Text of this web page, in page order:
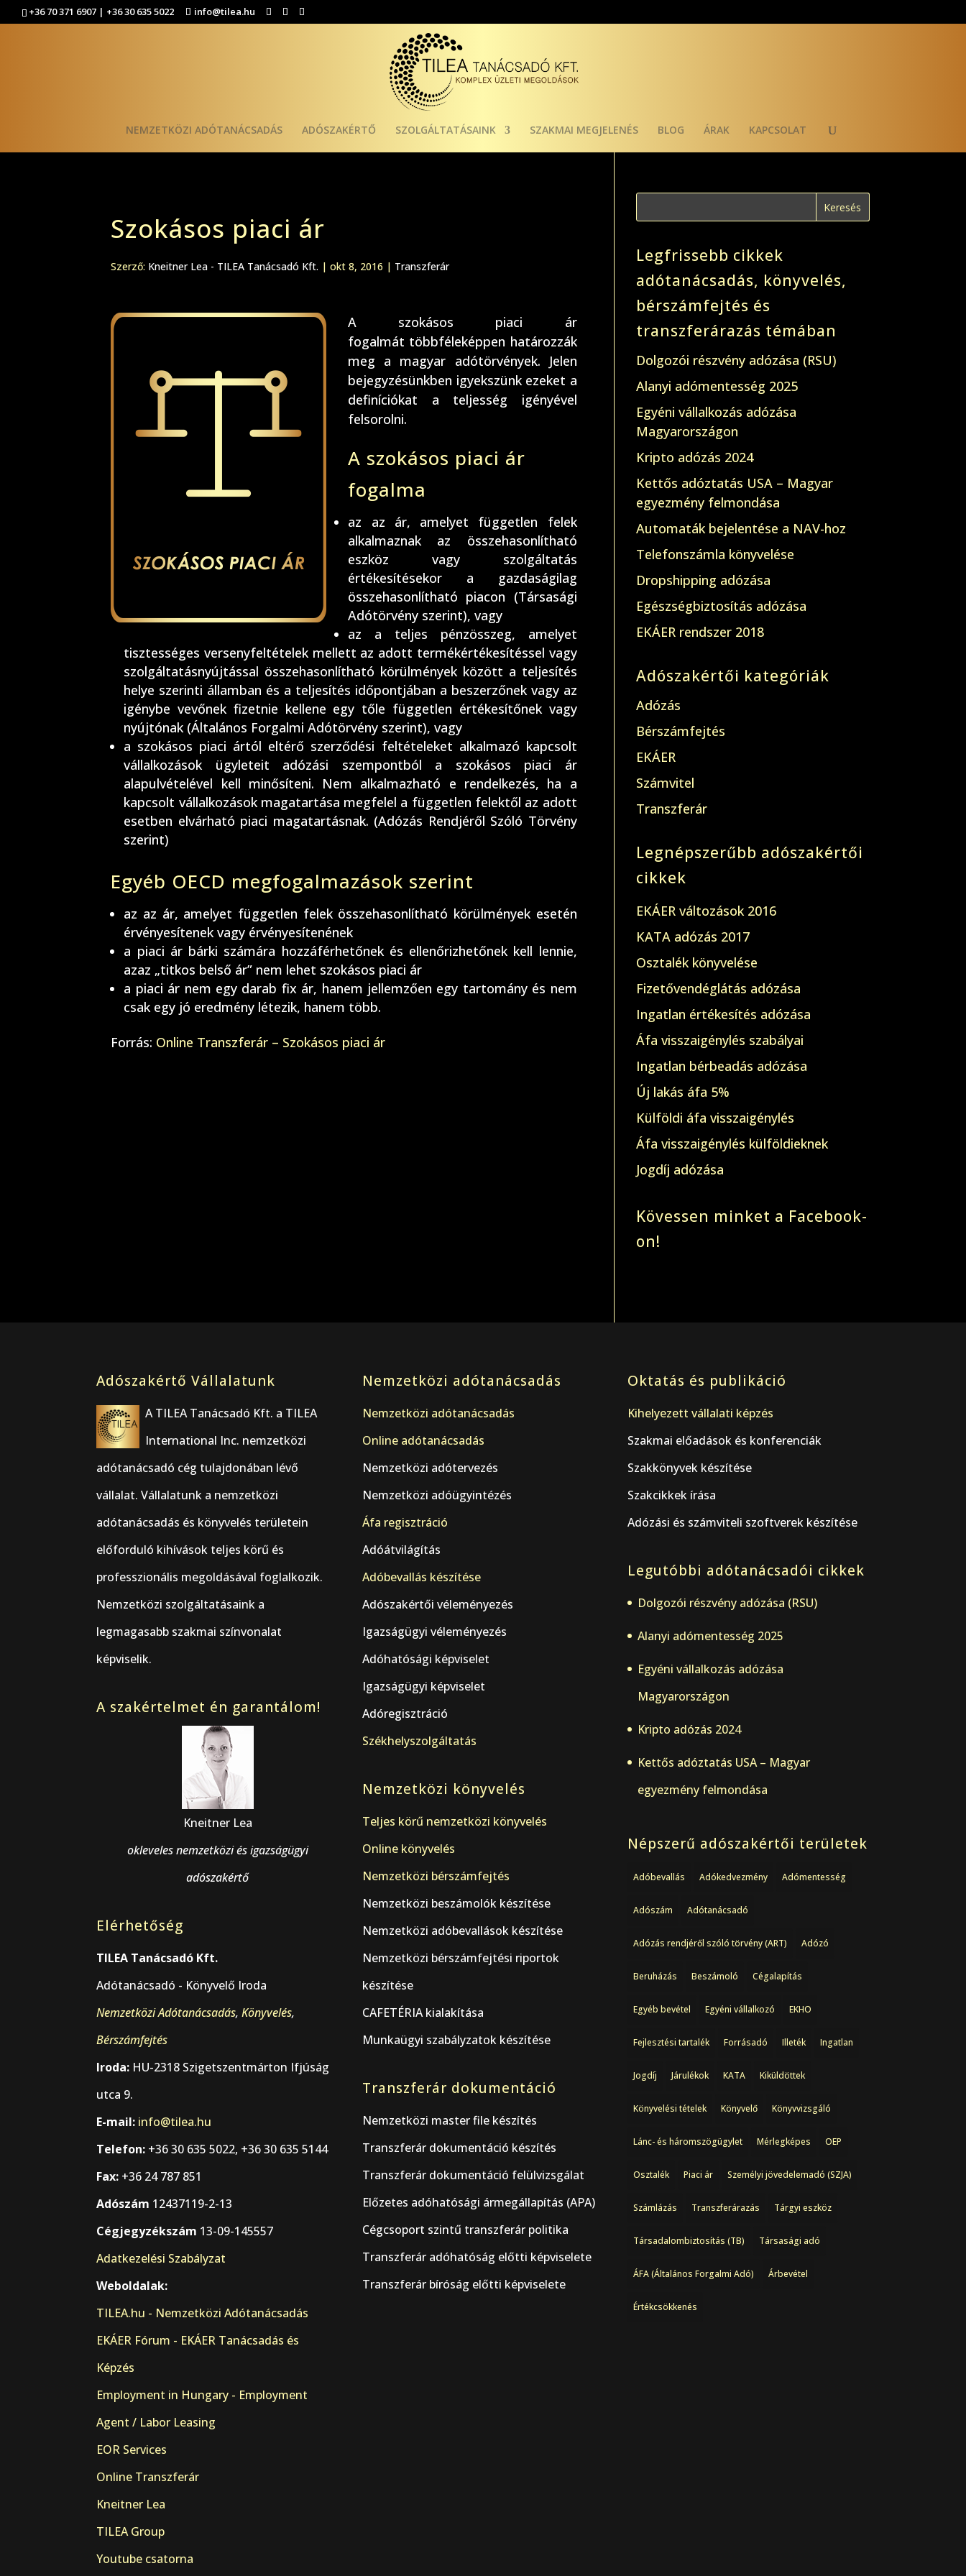
+36 70 371 6907 | +36 30 635 5022 info@tilea.hu
NEMZETKÖZI ADÓTANÁCSADÁS ADÓSZAKÉRTŐ SZOLGÁLTATÁSAINK SZAKMAI MEGJELENÉS BLOG ÁRAK KAPCSOLAT
Szokásos piaci ár
Szerző: Kneitner Lea - TILEA Tanácsadó Kft. |okt 8, 2016 | Transzferár
A szokásos piaci ár
fogalmát többféleképpen határozzák
meg a magyar adótörvények. Jelen
bejegyzésünkben igyekszünk ezeket a
definíciókat a teljesség igényével
felsorolni.
A szokásos piaci ár
fogalma
az az ár, amelyet független felek
alkalmaznak az összehasonlítható
eszköz vagy szolgáltatás
értékesítésekor a gazdaságilag
összehasonlítható piacon (Társasági
Adótörvény szerint), vagy
az a teljes pénzösszeg, amelyet
tisztességes versenyfeltételek mellett az adott termékértékesítéssel vagy
szolgáltatásnyújtással összehasonlítható körülmények között a teljesítés
helye szerinti államban és a teljesítés időpontjában a beszerzőnek vagy az
igénybe vevőnek fizetnie kellene egy tőle független értékesítőnek vagy
nyújtónak (Általános Forgalmi Adótörvény szerint), vagy
a szokásos piaci ártól eltérő szerződési feltételeket alkalmazó kapcsolt
vállalkozások ügyleteit adózási szempontból a szokásos piaci ár
alapulvételével kell minősíteni. Nem alkalmazható e rendelkezés, ha a
kapcsolt vállalkozások magatartása megfelel a független felektől az adott
esetben elvárható piaci magatartásnak. (Adózás Rendjéről Szóló Törvény
szerint)
Egyéb OECD megfogalmazások szerint
az az ár, amelyet független felek összehasonlítható körülmények esetén
érvényesítenek vagy érvényesítenének
a piaci ár bárki számára hozzáférhetőnek és ellenőrizhetőnek kell lennie,
azaz „titkos belső ár” nem lehet szokásos piaci ár
a piaci ár nem egy darab fix ár, hanem jellemzően egy tartomány és nem
csak egy jó eredmény létezik, hanem több.
Forrás: Online Transzferár – Szokásos piaci ár
Legfrissebb cikkek
adótanácsadás, könyvelés,
bérszámfejtés és
transzferárazás témában
Dolgozói részvény adózása (RSU)
Alanyi adómentesség 2025
Egyéni vállalkozás adózása
Magyarországon
Kripto adózás 2024
Kettős adóztatás USA – Magyar
egyezmény felmondása
Automaták bejelentése a NAV-hoz
Telefonszámla könyvelése
Dropshipping adózása
Egészségbiztosítás adózása
EKÁER rendszer 2018
Adószakértői kategóriák
Adózás
Bérszámfejtés
EKÁER
Számvitel
Transzferár
Legnépszerűbb adószakértői
cikkek
EKÁER változások 2016
KATA adózás 2017
Osztalék könyvelése
Fizetővendéglátás adózása
Ingatlan értékesítés adózása
Áfa visszaigénylés szabályai
Ingatlan bérbeadás adózása
Új lakás áfa 5%
Külföldi áfa visszaigénylés
Áfa visszaigénylés külföldieknek
Jogdíj adózása
Kövessen minket a Facebook-
on!
Adószakértő Vállalatunk
A TILEA Tanácsadó Kft. a TILEA
International Inc. nemzetközi
adótanácsadó cég tulajdonában lévő
vállalat. Vállalatunk a nemzetközi
adótanácsadás és könyvelés területein
előforduló kihívások teljes körű és
professzionális megoldásával foglalkozik.
Nemzetközi szolgáltatásaink a
legmagasabb szakmai színvonalat
képviselik.
A szakértelmet én garantálom!
Kneitner Lea
okleveles nemzetközi és igazságügyi
adószakértő
Elérhetőség
TILEA Tanácsadó Kft.
Adótanácsadó - Könyvelő Iroda
Nemzetközi Adótanácsadás,Könyvelés,
Bérszámfejtés
Iroda: HU-2318 Szigetszentmárton Ifjúság
utca 9.
E-mail: info@tilea.hu
Telefon: +36 30 635 5022, +36 30 635 5144
Fax: +36 24 787 851
Adószám 12437119-2-13
Cégjegyzékszám 13-09-145557
Adatkezelési Szabályzat
Weboldalak:
TILEA.hu - Nemzetközi Adótanácsadás
EKÁER Fórum - EKÁER Tanácsadás és
Képzés
Employment in Hungary - Employment
Agent / Labor Leasing
EOR Services
Online Transzferár
Kneitner Lea
TILEA Group
Youtube csatorna
Nemzetközi adótanácsadás
Nemzetközi adótanácsadás
Online adótanácsadás
Nemzetközi adótervezés
Nemzetközi adóügyintézés
Áfa regisztráció
Adóátvilágítás
Adóbevallás készítése
Adószakértői véleményezés
Igazságügyi véleményezés
Adóhatósági képviselet
Igazságügyi képviselet
Adóregisztráció
Székhelyszolgáltatás
Nemzetközi könyvelés
Teljes körű nemzetközi könyvelés
Online könyvelés
Nemzetközi bérszámfejtés
Nemzetközi beszámolók készítése
Nemzetközi adóbevallások készítése
Nemzetközi bérszámfejtési riportok
készítése
CAFETÉRIA kialakítása
Munkaügyi szabályzatok készítése
Transzferár dokumentáció
Nemzetközi master file készítés
Transzferár dokumentáció készítés
Transzferár dokumentáció felülvizsgálat
Előzetes adóhatósági ármegállapítás (APA)
Cégcsoport szintű transzferár politika
Transzferár adóhatóság előtti képviselete
Transzferár bíróság előtti képviselete
Oktatás és publikáció
Kihelyezett vállalati képzés
Szakmai előadások és konferenciák
Szakkönyvek készítése
Szakcikkek írása
Adózási és számviteli szoftverek készítése
Legutóbbi adótanácsadói cikkek
Dolgozói részvény adózása (RSU)
Alanyi adómentesség 2025
Egyéni vállalkozás adózása
Magyarországon
Kripto adózás 2024
Kettős adóztatás USA – Magyar
egyezmény felmondása
Népszerű adószakértői területek
Adóbevallás Adókedvezmény Adómentesség
Adószám Adótanácsadó
Adózás rendjéről szóló törvény (ART) Adózó
Beruházás Beszámoló Cégalapítás
Egyéb bevétel Egyéni vállalkozó EKHO
Fejlesztési tartalék Forrásadó Illeték Ingatlan
Jogdíj Járulékok KATA Kiküldöttek
Könyvelési tételek Könyvelő Könyvvizsgáló
Lánc- és háromszögügylet Mérlegképes OEP
Osztalék Piaci ár Személyi jövedelemadó (SZJA)
Számlázás Transzferárazás Tárgyi eszköz
Társadalombiztosítás (TB) Társasági adó
ÁFA (Általános Forgalmi Adó) Árbevétel
Értékcsökkenés